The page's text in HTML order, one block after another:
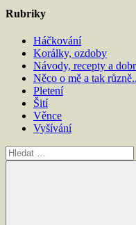
Rubriky
Háčkování
Korálky, ozdoby
Návody, recepty a
Něco o mě a tak různě..
Pletení
Šití
Věnce
Vyšívání
Hledat: